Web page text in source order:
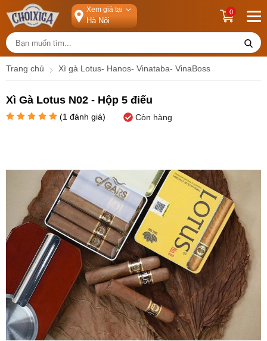
Xem giá tại 0
Trang chủ Xì gà Lotus- Hanos- Vinataba- VinaBoss
Xì Gà Lotus N02 - Hộp 5 điếu
(1 đánh giá) Còn hàng